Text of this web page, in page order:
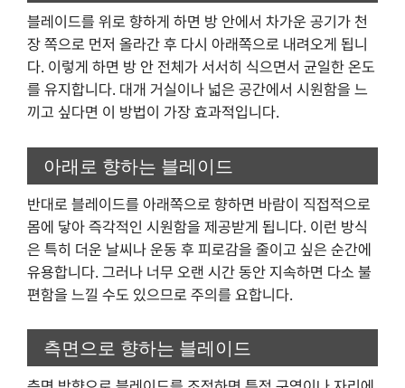
블레이드를 위로 향하게 하면 방 안에서 차가운 공기가 천
장 쪽으로 먼저 올라간 후 다시 아래쪽으로 내려오게 됩니
다. 이렇게 하면 방 안 전체가 서서히 식으면서 균일한 온도
를 유지합니다. 대개 거실이나 넓은 공간에서 시원함을 느
끼고 싶다면 이 방법이 가장 효과적입니다.
아래로 향하는 블레이드
반대로 블레이드를 아래쪽으로 향하면 바람이 직접적으로
몸에 닿아 즉각적인 시원함을 제공받게 됩니다. 이런 방식
은 특히 더운 날씨나 운동 후 피로감을 줄이고 싶은 순간에
유용합니다. 그러나 너무 오랜 시간 동안 지속하면 다소 불
편함을 느낄 수도 있으므로 주의를 요합니다.
측면으로 향하는 블레이드